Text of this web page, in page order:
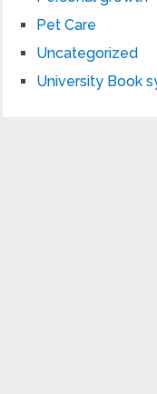
Pet Care
Uncategorized
University Book